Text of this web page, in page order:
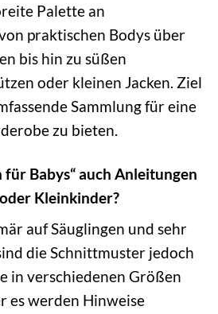
Palette an
praktischen Bodys über
bis hin zu süßen
oder kleinen Jacken. Ziel
Sammlung für eine
zu bieten.
für Babys“ auch Anleitungen
Kleinkinder?
auf Säuglingen und sehr
die Schnittmuster jedoch
in verschiedenen Größen
es werden Hinweise